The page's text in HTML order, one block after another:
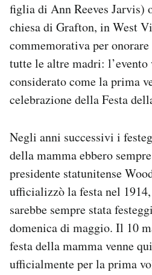
figlia di Ann Reeves Jarvis)
chiesa di Grafton, in West
commemorativa per
tutte le altre madri: l’evento
considerato come la prima
celebrazione della Festa
Negli anni successivi i
della mamma ebbero
presidente statunitense
ufficializzò la festa nel
sarebbe sempre stata
domenica di maggio. Il 10
festa della mamma venne
ufficialmente per la prima